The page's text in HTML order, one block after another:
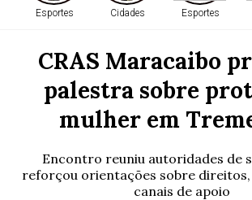
Esportes Cidades Esportes
CRAS Maracaibo
palestra sobre
mulher em
Encontro reuniu autoridades de
reforçou orientações sobre
canais de apoio